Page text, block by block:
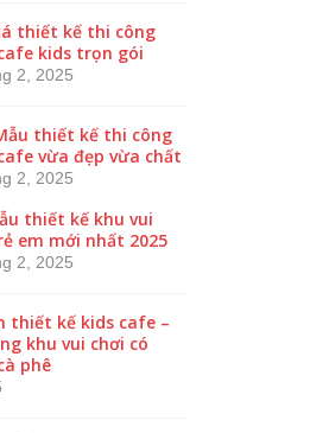
thiết kế thi công
kids trọn gói
2, 2025
thiết kế thi công
vừa đẹp vừa chất
2, 2025
thiết kế khu vui
em mới nhất 2025
2, 2025
thiết kế kids cafe –
khu vui chơi có
phê